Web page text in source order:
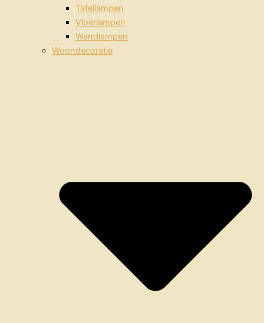
Tafellampen
Vloerlampen
Wandlampen
Woondecoratie